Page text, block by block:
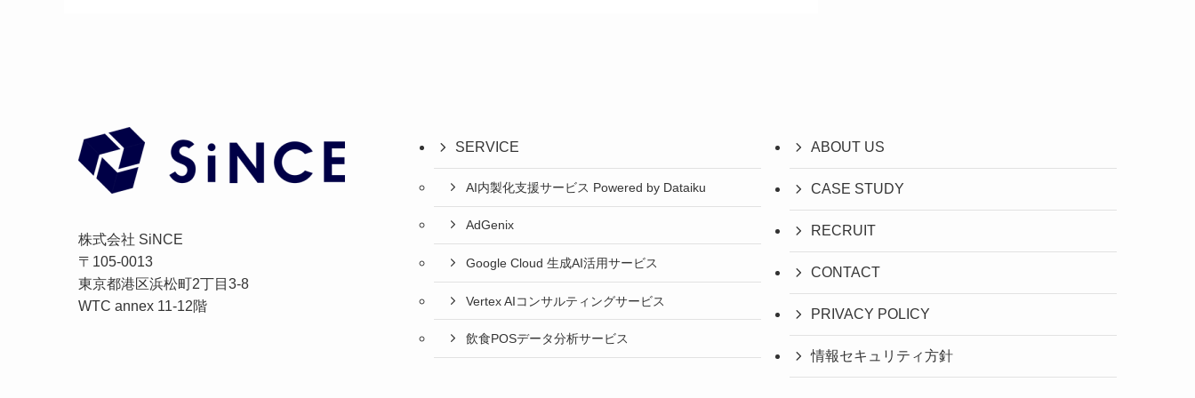
株式会社 SiNCE
〒105-0013
東京都港区浜松町2丁目3-8
WTC annex 11-12階
SERVICE
AI内製化支援サービス Powered by Dataiku
AdGenix
Google Cloud 生成AI活用サービス
Vertex AIコンサルティングサービス
飲食POSデータ分析サービス
ABOUT US
CASE STUDY
RECRUIT
CONTACT
PRIVACY POLICY
情報セキュリティ方針